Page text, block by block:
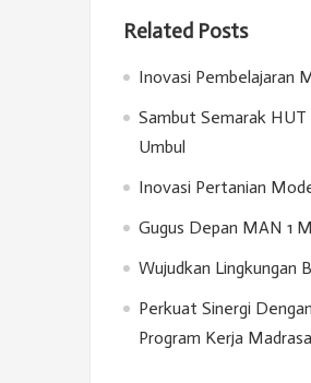
Related Posts
Inovasi Pembelajaran
Sambut Semarak HUT
Umbul
Inovasi Pertanian
Gugus Depan MAN 1
Wujudkan Lingkungan
Perkuat Sinergi
Program Kerja